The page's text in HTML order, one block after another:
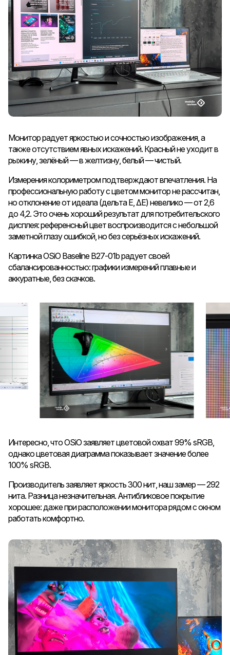
Монитор радует яркостью и сочностью изображения, а
также отсутствием явных искажений. Красный не уходит в
рыжину, зелёный — в желтизну, белый — чистый.
Измерения колориметром подтверждают впечатления. На
профессиональную работу с цветом монитор не рассчитан,
но отклонение от идеала (дельта E, ΔE) невелико — от 2,6
до 4,2. Это очень хороший результат для потребительского
дисплея: референсный цвет воспроизводится с небольшой
заметной глазу ошибкой, но без серьёзных искажений.
Картинка OSiO Baseline B27-01b радует своей
сбалансированностью: графики измерений плавные и
аккуратные, без скачков.
Интересно, что OSiO заявляет цветовой охват 99% sRGB,
однако цветовая диаграмма показывает значение более
100% sRGB.
Производитель заявляет яркость 300 нит, наш замер — 292
нита. Разница незначительная. Антибликовое покрытие
хорошее: даже при расположении монитора рядом с окном
работать комфортно.